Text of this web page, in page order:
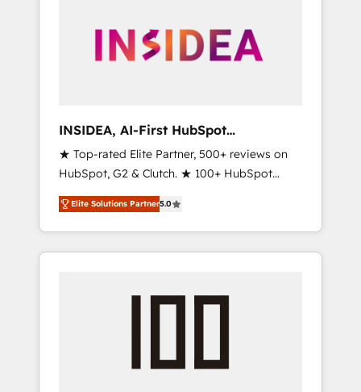
INSIDEA, AI-First HubSpot
Onboarding & RevOps
★ Top-rated Elite Partner, 500+ reviews on
HubSpot, G2 & Clutch. ★ 100+ HubSpot
Certified Experts & Trainers across the team
★ 1,500+ implementations across five
continents ★ AI-First, RevOps-led,
Onboarding obsessed ★ Company of the
engine. We onboard your team, migrate your
Elite Solutions Partner5.0